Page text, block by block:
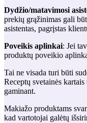
Dydžio/matavimosi
prekių grąžinimas gali
asistentas, pagrįstas
Poveikis aplinkai: Jei
produktų poveikio
Tai ne visada turi būti
Receptų svetainės
gaminant.
Makiažo produktams
kad vartotojai galėtų